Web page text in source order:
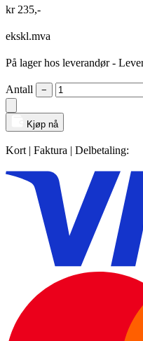
kr235,-
ekskl.mva
På lager hos leverandør-
Antall −
Kjøp nå
Kort | Faktura | Delbetaling: